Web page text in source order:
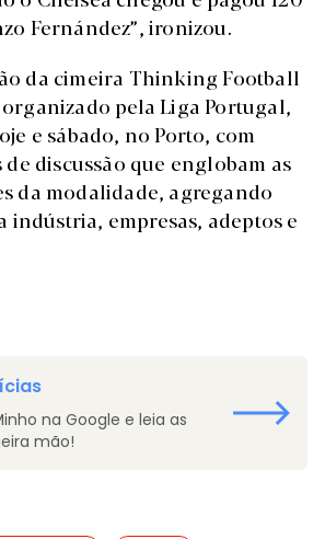
Fernández”, ironizou.
da cimeira Thinking Football
pela Liga Portugal,
e sábado, no Porto, com
discussão que englobam as
da modalidade, agregando
indústria, empresas, adeptos e
na Google e leia as
mão!